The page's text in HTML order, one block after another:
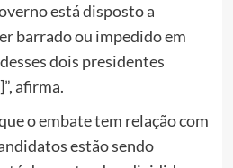
está disposto a
barrado ou impedido em
dois presidentes
afirma.
o embate tem relação com
estão sendo